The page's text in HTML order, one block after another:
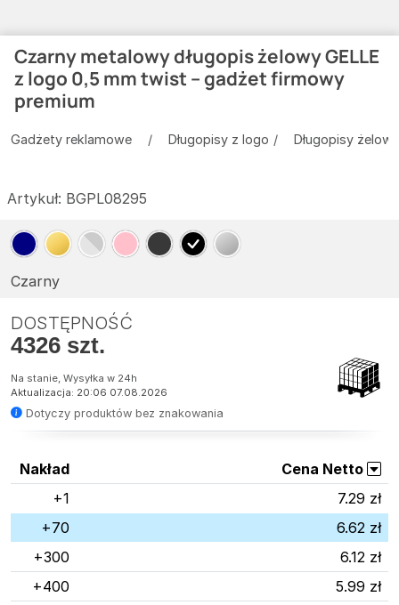
Czarny metalowy długopis żelowy GELLE
z logo 0,5 mm twist – gadżet firmowy
premium
Gadżety reklamowe Długopisy z logo Długopisy żelowe
Artykuł: BGPL08295
Czarny
DOSTĘPNOŚĆ
4326 szt.
Na stanie, Wysyłka w 24h
Aktualizacja: 20:06 07.08.2026
Dotyczy produktów bez znakowania
Nakład
Cena Netto
+1
7.29 zł
+70
6.62 zł
+300
6.12 zł
+400
5.99 zł